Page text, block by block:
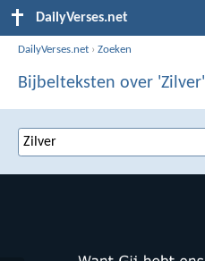
DailyVerses.net
DailyVerses.net ›Zoeken
Bijbelteksten over 'Zilver'